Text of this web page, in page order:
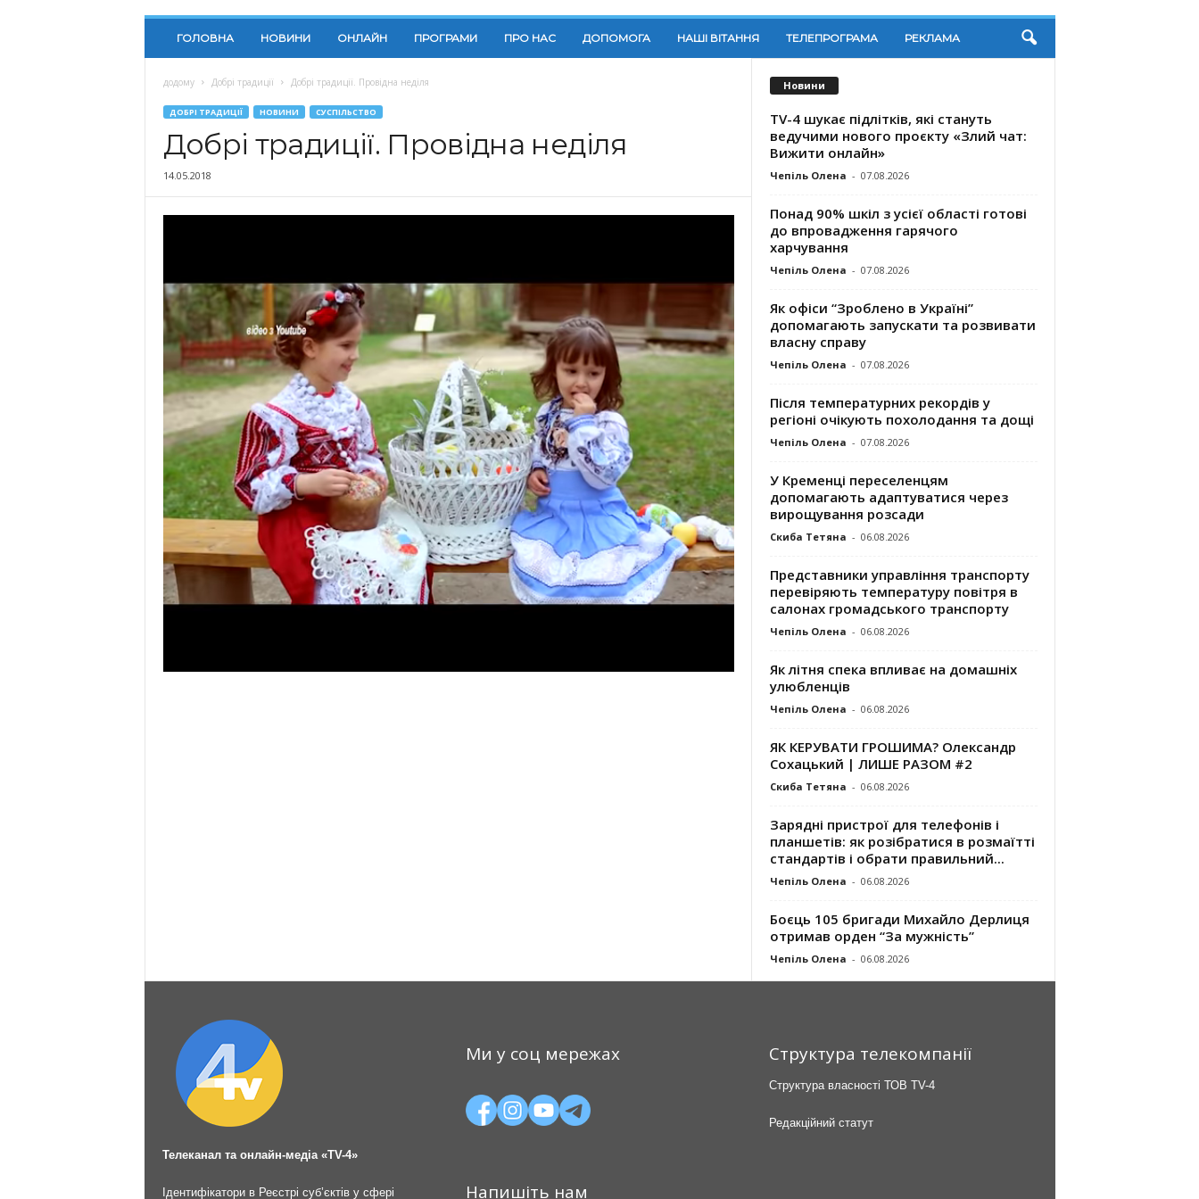
ГОЛОВНА НОВИНИ ОНЛАЙН ПРОГРАМИ ПРО НАС ДОПОМОГА НАШІ ВІТАННЯ ТЕЛЕПРОГРАМА РЕКЛАМА
додому Добрі традиції Добрі традиції. Провідна неділя
ДОБРІ ТРАДИЦІЇ НОВИНИ СУСПІЛЬСТВО
Добрі традиції. Провідна неділя
14.05.2018
Новини
TV-4 шукає підлітків, які стануть
ведучими нового проєкту «Злий чат:
Вижити онлайн»
Чепіль Олена - 07.08.2026
Понад 90% шкіл з усієї області готові
до впровадження гарячого
харчування
Чепіль Олена - 07.08.2026
Як офіси “Зроблено в Україні”
допомагають запускaти та розвивати
власну справу
Чепіль Олена - 07.08.2026
Після температурних рекордів у
регіоні очікують похолодання та дощі
Чепіль Олена - 07.08.2026
У Кременці переселенцям
допомагають адаптуватися через
вирощування розсади
Скиба Тетяна - 06.08.2026
Представники управління транспорту
перевіряють температуру повітря в
салонах громадського транспорту
Чепіль Олена - 06.08.2026
Як літня спека впливає на домашніх
улюбленців
Чепіль Олена - 06.08.2026
ЯК КЕРУВАТИ ГРОШИМА? Олександр
Сохацький | ЛИШЕ РАЗОМ #2
Скиба Тетяна - 06.08.2026
Зарядні пристрої для телефонів і
планшетів: як розібратися в розмаїтті
стандартів і обрати правильний...
Чепіль Олена - 06.08.2026
Боєць 105 бригади Михайло Дерлиця
отримав орден “За мужність”
Чепіль Олена - 06.08.2026
Телеканал та онлайн-медіа «TV-4»
Ідентифікатори в Реєстрі суб’єктів у сфері
Ми у соц мережах
Напишіть нам
Структура телекомпанії
Структура власності ТОВ TV-4
Редакційний статут